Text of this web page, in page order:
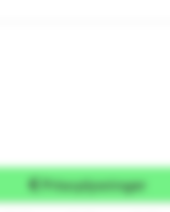
Prisoplysninger